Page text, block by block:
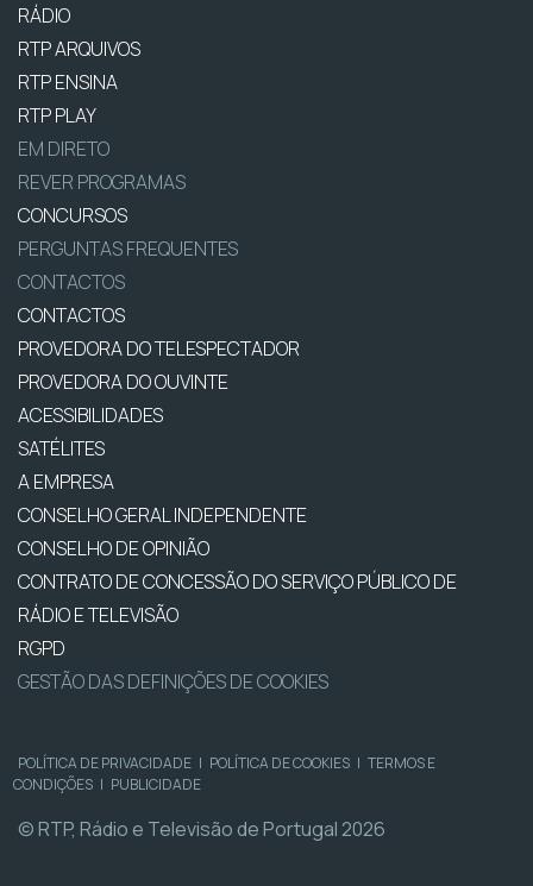
RÁDIO
RTP ARQUIVOS
RTP ENSINA
RTP PLAY
EM DIRETO
REVER PROGRAMAS
CONCURSOS
PERGUNTAS FREQUENTES
CONTACTOS
CONTACTOS
PROVEDORA DO TELESPECTADOR
PROVEDORA DO OUVINTE
ACESSIBILIDADES
SATÉLITES
A EMPRESA
CONSELHO GERAL INDEPENDENTE
CONSELHO DE OPINIÃO
CONTRATO DE CONCESSÃO DO SERVIÇO PÚBLICO DE
RÁDIO E TELEVISÃO
RGPD
GESTÃO DAS DEFINIÇÕES DE COOKIES
POLÍTICA DE PRIVACIDADE | POLÍTICA DE COOKIES | TERMOS E
CONDIÇÕES | PUBLICIDADE
© RTP, Rádio e Televisão de Portugal 2026